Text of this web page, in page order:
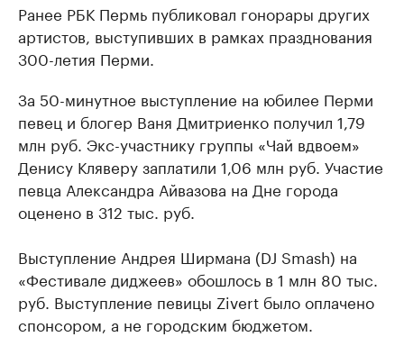
Ранее РБК Пермь публиковал гонорары других
артистов, выступивших в рамках празднования
300-летия Перми.
За 50-минутное выступление на юбилее Перми
певец и блогер Ваня Дмитриенко получил 1,79
млн руб. Экс-участнику группы «Чай вдвоем»
Денису Кляверу заплатили 1,06 млн руб. Участие
певца Александра Айвазова на Дне города
оценено в 312 тыс. руб.
Выступление Андрея Ширмана (DJ Smash) на
«Фестивале диджеев» обошлось в 1 млн 80 тыс.
руб. Выступление певицы Zivert было оплачено
спонсором, а не городским бюджетом.